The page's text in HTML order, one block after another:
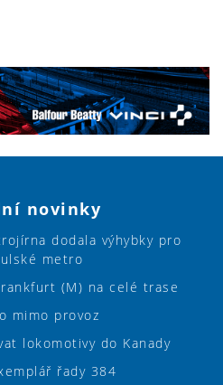
novinky
dodala výhybky pro
metro
(M) na celé trase
mimo provoz
lokomotivy do Kanady
řady 384